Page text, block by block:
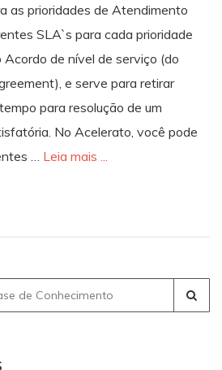
as prioridades de Atendimento
SLA`s para cada prioridade
de nível de serviço (do
e serve para retirar
para resolução de um
No Acelerato, você pode
… Leia mais ...